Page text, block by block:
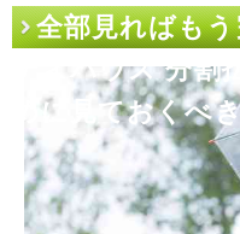
全部見ればも
ティハウス 分割
めに見ておくべ